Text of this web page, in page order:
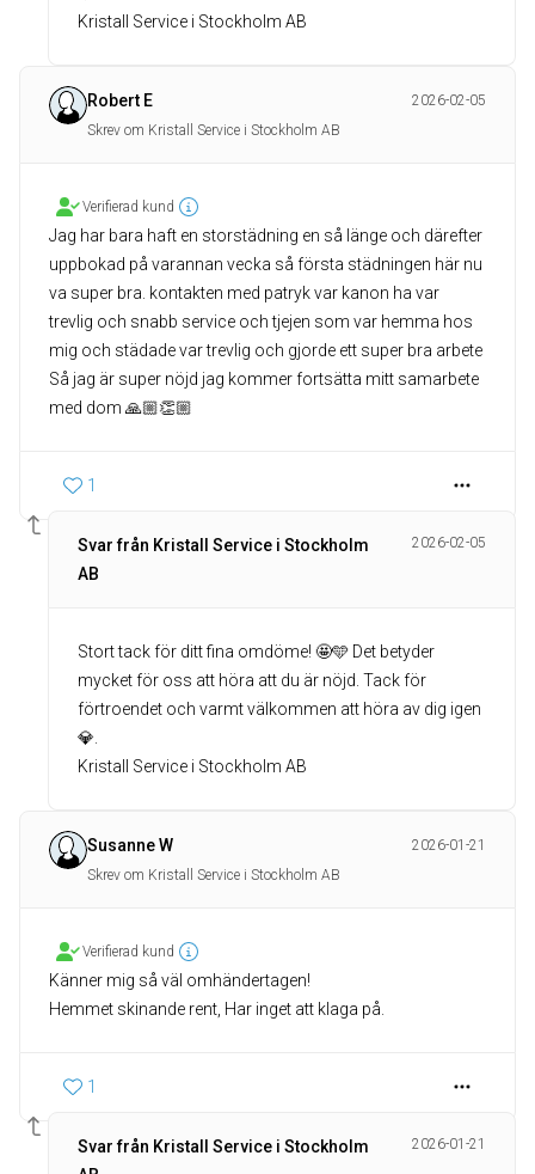
Kristall Service i Stockholm AB
Robert E
2026-02-05
Skrev om Kristall Service i Stockholm AB
Verifierad kund
Jag har bara haft en storstädning en så länge och därefter
uppbokad på varannan vecka så första städningen här nu
va super bra. kontakten med patryk var kanon ha var
trevlig och snabb service och tjejen som var hemma hos
mig och städade var trevlig och gjorde ett super bra arbete
Så jag är super nöjd jag kommer fortsätta mitt samarbete
med dom 🙏🏼👏🏼
1
Svar från Kristall Service i Stockholm
AB
2026-02-05
Stort tack för ditt fina omdöme! 🤩🩵 Det betyder
mycket för oss att höra att du är nöjd. Tack för
förtroendet och varmt välkommen att höra av dig igen
💎.
Kristall Service i Stockholm AB
Susanne W
2026-01-21
Skrev om Kristall Service i Stockholm AB
Verifierad kund
Känner mig så väl omhändertagen!
Hemmet skinande rent, Har inget att klaga på.
1
Svar från Kristall Service i Stockholm
2026-01-21